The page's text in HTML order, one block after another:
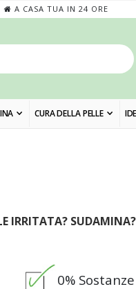
A CASA TUA IN 24 ORE
CURA DELLA PELLE
IRRITATA?
0%